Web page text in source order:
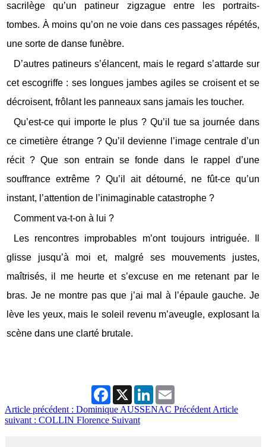
sacrilège qu’un patineur zigzague entre les portraits-
tombes. À moins qu’on ne voie dans ces passages répétés,
une sorte de danse funèbre.
D’autres patineurs s’élancent, mais le regard s’attarde sur
cet escogriffe : ses longues jambes agiles se croisent et se
décroisent, frôlant les panneaux sans jamais les toucher.
Qu’est-ce qui importe le plus ? Qu’il tue sa journée dans
ce cimetière étrange ? Qu’il devienne l’image centrale d’un
récit ? Que son entrain se fonde dans le rappel d’une
souffrance extrême ? Qu’il ait détourné, ne fût-ce qu’un
instant, l’attention de l’inimaginable catastrophe ?
Comment va-t-on à lui ?
Les rencontres improbables m’ont toujours intriguée. Il
glisse jusqu’à moi et, malgré ses mouvements justes,
maîtrisés, il me heurte et s’excuse en me retenant par le
bras. Je ne montre pas que j’ai mal à l’épaule gauche. Je
lève les yeux, mais le soleil revenu m’aveugle, explosant la
scène dans une clarté brutale.
Facebook
X LinkedIn
Article précédent : Dominique AUSSENAC Précédent Article
suivant : COLLIN Florence Suivant